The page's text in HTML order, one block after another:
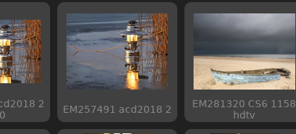
2
EM257491 acd2018 2
EM281320 CS6 1158
hdtv